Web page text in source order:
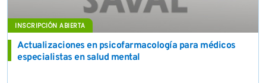
INSCRIPCIÓN ABIERTA
Actualizaciones en psicofarmacología para médicos
especialistas en salud mental